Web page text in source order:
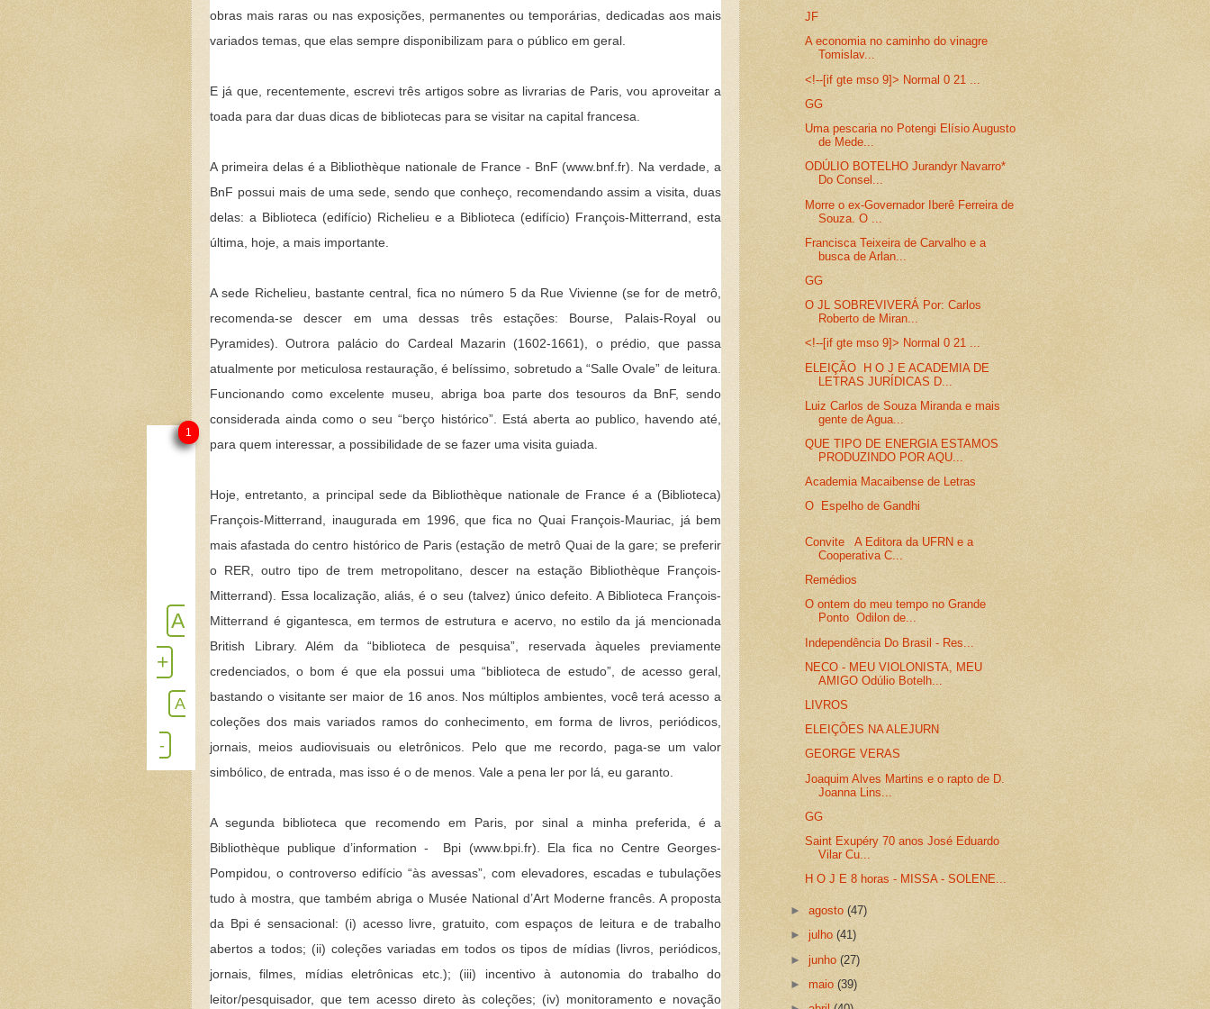
1
A
+
A
-
obras mais raras ou nas exposições, permanentes ou temporárias, dedicadas aos mais
variados temas, que elas sempre disponibilizam para o público em geral.
E já que, recentemente, escrevi três artigos sobre as livrarias de Paris, vou aproveitar a
toada para dar duas dicas de bibliotecas para se visitar na capital francesa.
A primeira delas é a Bibliothèque nationale de France - BnF (www.bnf.fr). Na verdade, a
BnF possui mais de uma sede, sendo que conheço, recomendando assim a visita, duas
delas: a Biblioteca (edifício) Richelieu e a Biblioteca (edifício) François-Mitterrand, esta
última, hoje, a mais importante.
A sede Richelieu, bastante central, fica no número 5 da Rue Vivienne (se for de metrô,
recomenda-se descer em uma dessas três estações: Bourse, Palais-Royal ou
Pyramides). Outrora palácio do Cardeal Mazarin (1602-1661), o prédio, que passa
atualmente por meticulosa restauração, é belíssimo, sobretudo a “Salle Ovale” de leitura.
Funcionando como excelente museu, abriga boa parte dos tesouros da BnF, sendo
considerada ainda como o seu “berço histórico”. Está aberta ao publico, havendo até,
para quem interessar, a possibilidade de se fazer uma visita guiada.
Hoje, entretanto, a principal sede da Bibliothèque nationale de France é a (Biblioteca)
François-Mitterrand, inaugurada em 1996, que fica no Quai François-Mauriac, já bem
mais afastada do centro histórico de Paris (estação de metrô Quai de la gare; se preferir
o RER, outro tipo de trem metropolitano, descer na estação Bibliothèque François-
Mitterrand). Essa localização, aliás, é o seu (talvez) único defeito. A Biblioteca François-
Mitterrand é gigantesca, em termos de estrutura e acervo, no estilo da já mencionada
British Library. Além da “biblioteca de pesquisa”, reservada àqueles previamente
credenciados, o bom é que ela possui uma “biblioteca de estudo”, de acesso geral,
bastando o visitante ser maior de 16 anos. Nos múltiplos ambientes, você terá acesso a
coleções dos mais variados ramos do conhecimento, em forma de livros, periódicos,
jornais, meios audiovisuais ou eletrônicos. Pelo que me recordo, paga-se um valor
simbólico, de entrada, mas isso é o de menos. Vale a pena ler por lá, eu garanto.
A segunda biblioteca que recomendo em Paris, por sinal a minha preferida, é a
Bibliothèque publique d’information - Bpi (www.bpi.fr). Ela fica no Centre Georges-
Pompidou, o controverso edifício “às avessas”, com elevadores, escadas e tubulações
tudo à mostra, que também abriga o Musée National d’Art Moderne francês. A proposta
da Bpi é sensacional: (i) acesso livre, gratuito, com espaços de leitura e de trabalho
abertos a todos; (ii) coleções variadas em todos os tipos de mídias (livros, periódicos,
jornais, filmes, mídias eletrônicas etc.); (iii) incentivo à autonomia do trabalho do
leitor/pesquisador, que tem acesso direto às coleções; (iv) monitoramento e novação
JF
A economia no caminho do vinagre
Tomislav...
<!--[if gte mso 9]> Normal 0 21 ...
GG
Uma pescaria no Potengi Elísio Augusto
de Mede...
ODÚLIO BOTELHO Jurandyr Navarro*
Do Consel...
Morre o ex-Governador Iberê Ferreira de
Souza. O ...
Francisca Teixeira de Carvalho e a
busca de Arlan...
GG
O JL SOBREVIVERÁ Por: Carlos
Roberto de Miran...
<!--[if gte mso 9]> Normal 0 21 ...
ELEIÇÃO H O J E ACADEMIA DE
LETRAS JURÍDICAS D...
Luiz Carlos de Souza Miranda e mais
gente de Agua...
QUE TIPO DE ENERGIA ESTAMOS
PRODUZINDO POR AQU...
Academia Macaibense de Letras
O Espelho de Gandhi
Convite A Editora da UFRN e a
Cooperativa C...
Remédios
O ontem do meu tempo no Grande
Ponto Odilon de...
Independência Do Brasil - Res...
NECO - MEU VIOLONISTA, MEU
AMIGO Odúlio Botelh...
LIVROS
ELEIÇÕES NA ALEJURN
GEORGE VERAS
Joaquim Alves Martins e o rapto de D.
Joanna Lins...
GG
Saint Exupéry 70 anos José Eduardo
Vilar Cu...
H O J E 8 horas - MISSA - SOLENE...
►agosto(47)
►julho(41)
►junho(27)
► maio(39)